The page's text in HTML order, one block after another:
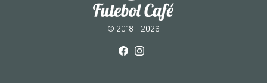
© 2018 - 2026